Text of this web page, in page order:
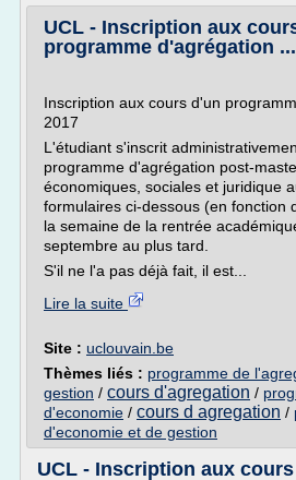
UCL - Inscription aux
programme d'agrégation ...
Inscription aux cours d'un
2017
L'étudiant s'inscrit
programme d'agrégation post-
économiques, sociales et juridique
formulaires ci-dessous (en fonction
la semaine de la rentrée
septembre au plus tard.
S'il ne l'a pas déjà fait, il est...
Lire la suite
Site : uclouvain.be
Thèmes liés : programme de
gestion / cours d'agregation /
d'economie / cours d agregation /
d'economie et de gestion
UCL - Inscription aux